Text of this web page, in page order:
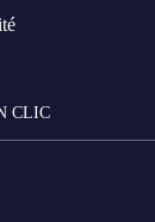
CLIC